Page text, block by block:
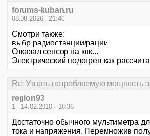
forums-kuban.ru
08.08.2026 - 21:40
Смотри также:
выбр радиостанции/рации
Отказал сенсор на кпк...
Электрический подогрев как
Re: Узнать потребляемую мощность
region93
1 - 14.02.2010 - 16:36
Достаточно обычного мультиметра
тока и напряжения. Перемножив